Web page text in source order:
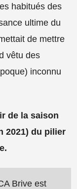
habitués des
ultime du
de mettre
vêtu des
inconnu
de la saison
2021) du pilier
Brive est